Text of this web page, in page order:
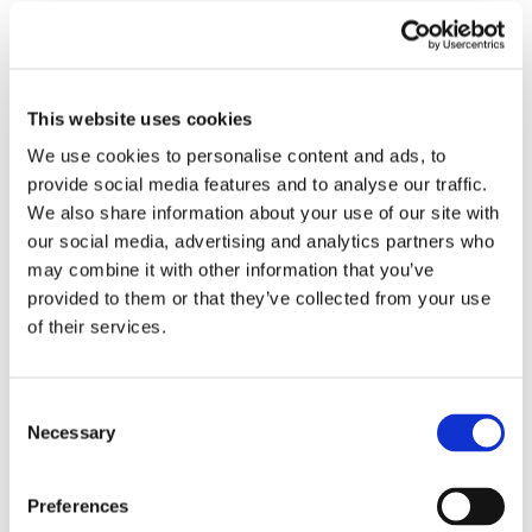
This website uses cookies
We use cookies to personalise content and ads, to
provide social media features and to analyse our traffic.
We also share information about your use of our site with
our social media, advertising and analytics partners who
may combine it with other information that you’ve
provided to them or that they’ve collected from your use
of their services.
Selection
Necessary
Preferences
Diritto civile, Michela Colitta, Sentenze Cassazione
News.